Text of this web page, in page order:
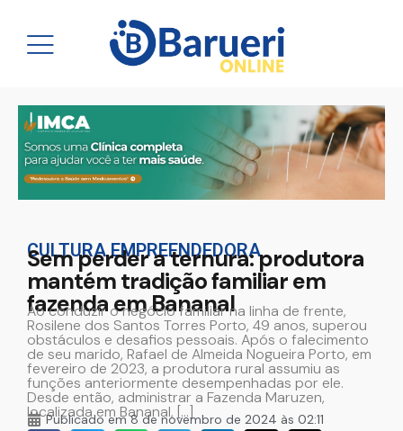
CULTURA EMPREENDEDORA
Sem perder a ternura: produtora
mantém tradição familiar em
fazenda em Bananal
Ao conduzir o negócio familiar na linha de frente,
Rosilene dos Santos Torres Porto, 49 anos, superou
obstáculos e desafios pessoais. Após o falecimento
de seu marido, Rafael de Almeida Nogueira Porto, em
fevereiro de 2023, a produtora rural assumiu as
funções anteriormente desempenhadas por ele.
Desde então, administrar a Fazenda Maruzen,
localizada em Bananal, […]
Publicado em8 de novembro de 2024 às 02:11